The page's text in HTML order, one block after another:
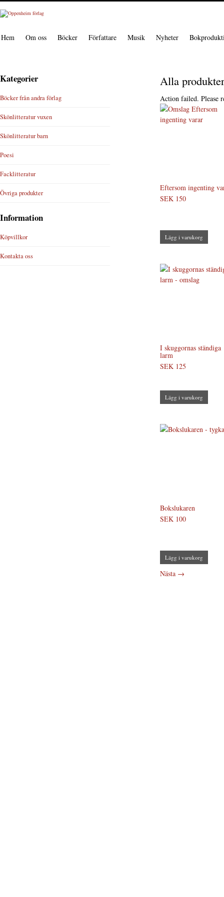
Hem Om oss Böcker Författare Musik Nyheter
Alla produkter
Action failed. Please
Eftersom ingenting
SEK 150
Lägg i varukorg
I skuggornas ständiga
larm
SEK 125
Lägg i varukorg
Bokslukaren
SEK 100
Lägg i varukorg
Nästa →
Kategorier
Böcker från andra förlag
Skönlitteratur vuxen
Skönlitteratur barn
Poesi
Facklitteratur
Övriga produkter
Information
Köpvillkor
Kontakta oss